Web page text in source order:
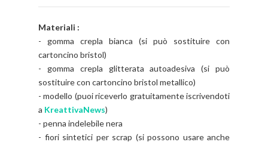
Materiali :
- gomma crepla bianca (si può sostituire con
cartoncino bristol)
- gomma crepla glitterata autoadesiva (si può
sostituire con cartoncino bristol metallico)
- modello (puoi riceverlo gratuitamente iscrivendoti
a KreattivaNews)
- penna indelebile nera
- fiori sintetici per scrap (si possono usare anche